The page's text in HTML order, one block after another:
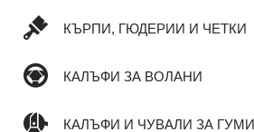
КЪРПИ, ГЮДЕРИИ И ЧЕТКИ
КАЛЪФИ ЗА ВОЛАНИ
КАЛЪФИ И ЧУВАЛИ ЗА ГУМИ